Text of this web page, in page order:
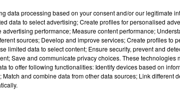
data processing based on your consent and/or our legitimate
data to select advertising; Create profiles for personalised
performance; Measure content performance;
sources; Develop and improve services; Create profiles to
limited data to select content; Ensure security, prevent and
Save and communicate privacy choices. These technologies
to offer following functionalities: Identify devices based on
and combine data from other data sources; Link different